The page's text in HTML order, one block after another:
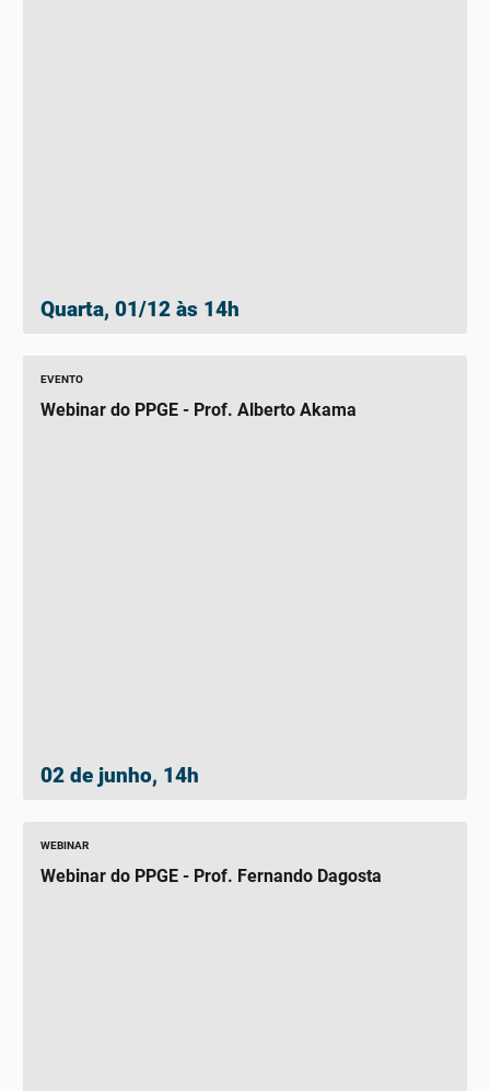
Quarta, 01/12 às 14h
EVENTO
Webinar do PPGE - Prof. Alberto Akama
02 de junho, 14h
WEBINAR
Webinar do PPGE - Prof. Fernando Dagosta